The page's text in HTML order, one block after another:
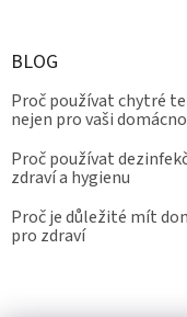
BLOG
Proč používat chytré
nejen pro vaši
Proč používat
zdraví a hygienu
Proč je důležité mít
pro zdraví